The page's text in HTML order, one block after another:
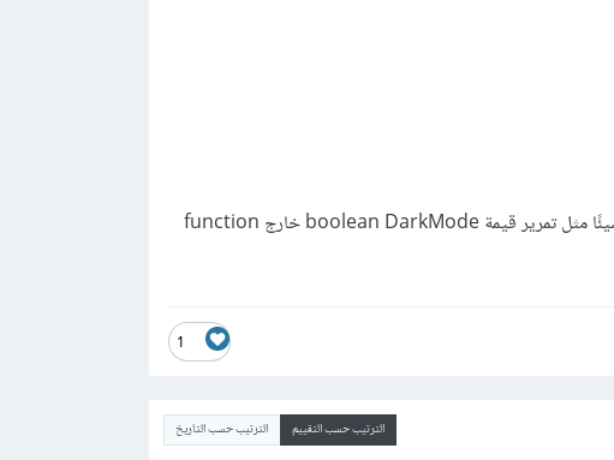
وانا اعرف سبب هذا الخطأ واتسائل .. إذا كان ممكنًا ، أريد أن أفعل شيئًا مثل تمرير قيمة boolean DarkMode خارج function
1
الترتيب حسب التقييم الترتيب حسب التاريخ